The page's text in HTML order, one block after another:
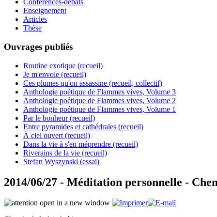
Conférences-débats
Enseignement
Articles
Thèse
Ouvrages publiés
Routine exotique (recueil)
Je m'envole (recueil)
Ces plumes qu'on assassine (recueil, collectif)
Anthologie poétique de Flammes vives, Volume 3
Anthologie poétique de Flammes vives, Volume 2
Anthologie poétique de Flammes vives, Volume 1
Par le bonheur (recueil)
Entre pyramides et cathédrales (recueil)
À ciel ouvert (recueil)
Dans la vie à s'en méprendre (recueil)
Riverains de la vie (recueil)
Stefan Wyszynski (essai)
2014/06/27 - Méditation personnelle -